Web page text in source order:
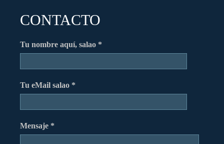
CONTACTO
Tu nombre aquí, salao *
Tu eMail salao *
Mensaje *